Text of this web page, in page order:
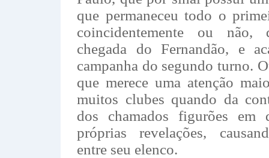
que permaneceu todo o
coincidentemente ou não,
chegada do Fernandão, e
campanha do segundo turno.
que merece uma atenção
muitos clubes quando da
dos chamados figurões em
próprias revelações,
entre seu elenco.